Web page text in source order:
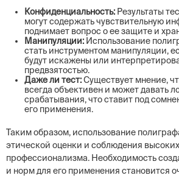
Конфиденциальность: Результаты
могут содержать чувствительную
поднимает вопрос о ее защите и
Манипуляции: Использование
стать инструментом манипуляции,
будут искажены или
предвзятостью.
Даже ли тест:Существует мнение,
всегда объективен и может давать
срабатывания, что ставит под
его применения.
Таким образом, использование
этической оценки и соблюдения
профессионализма. Необходимость
и норм для его применения становится